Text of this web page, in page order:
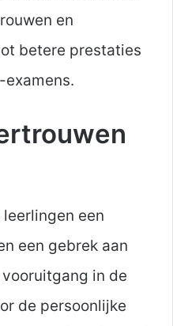
en
betere prestaties
een
een gebrek aan
in de
de persoonlijke